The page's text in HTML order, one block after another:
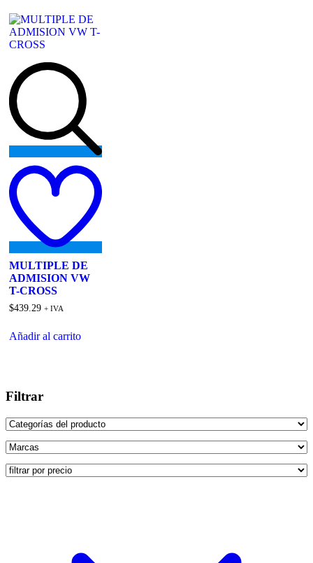
wishlist
MULTIPLE DE
ADMISION VW
T-CROSS
$439.29 + IVA
Añadir al carrito
Filtrar